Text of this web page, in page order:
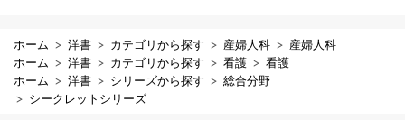
ホーム 洋書 カテゴリから探す 産婦人科
産婦人科
ホーム
洋書 カテゴリから探す 看護
看護
ホーム
洋書 シリーズから探す
総合分野
シークレットシリーズ